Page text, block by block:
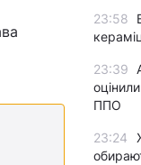
23:58
23:39
ППО
23:24